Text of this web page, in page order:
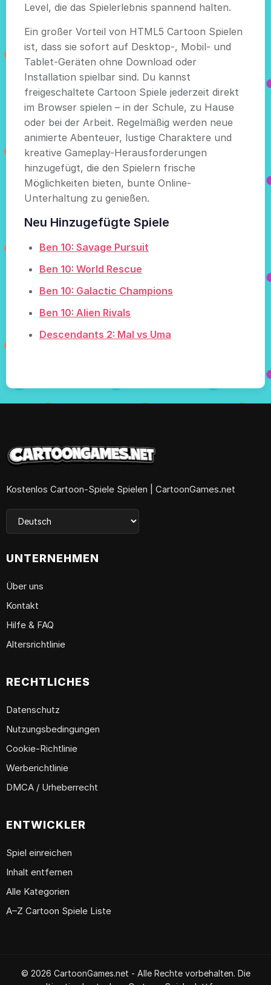
Level, die das Spielerlebnis spannend halten.
Ein großer Vorteil von HTML5 Cartoon Spielen
ist, dass sie sofort auf Desktop-, Mobil- und
Tablet-Geräten ohne Download oder
Installation spielbar sind. Du kannst
freigeschaltete Cartoon Spiele jederzeit direkt
im Browser spielen – in der Schule, zu Hause
oder bei der Arbeit. Regelmäßig werden neue
animierte Abenteuer, lustige Charaktere und
kreative Gameplay-Herausforderungen
hinzugefügt, die den Spielern frische
Möglichkeiten bieten, bunte Online-
Unterhaltung zu genießen.
Neu Hinzugefügte Spiele
Ben 10: Savage Pursuit
Ben 10: World Rescue
Ben 10: Galactic Champions
Ben 10: Alien Rivals
Descendants 2: Mal vs Uma
Kostenlos Cartoon-Spiele Spielen | CartoonGames.net
UNTERNEHMEN
Über uns
Kontakt
Hilfe & FAQ
Altersrichtlinie
RECHTLICHES
Datenschutz
Nutzungsbedingungen
Cookie-Richtlinie
Werberichtlinie
DMCA / Urheberrecht
ENTWICKLER
Spiel einreichen
Inhalt entfernen
Alle Kategorien
A–Z Cartoon Spiele Liste
© 2026 CartoonGames.net - Alle Rechte vorbehalten. Die